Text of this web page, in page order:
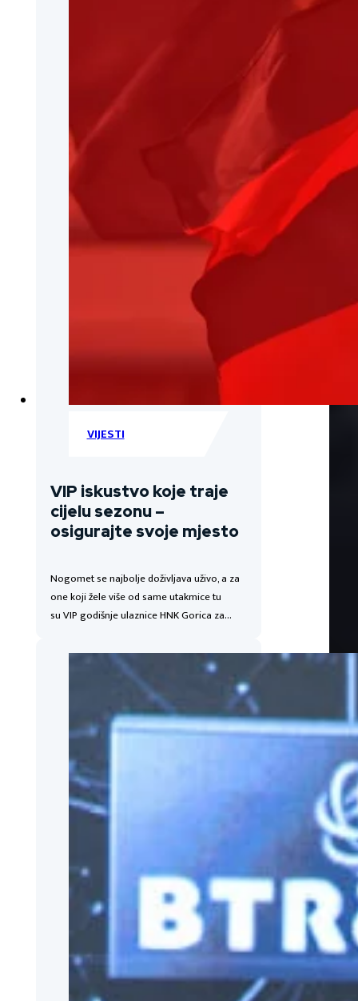
VIJESTI
VIP iskustvo koje traje
cijelu sezonu –
osigurajte svoje mjesto
Nogomet se najbolje doživljava uživo, a za
one koji žele više od same utakmice tu
su VIP godišnje ulaznice HNK Gorica za…